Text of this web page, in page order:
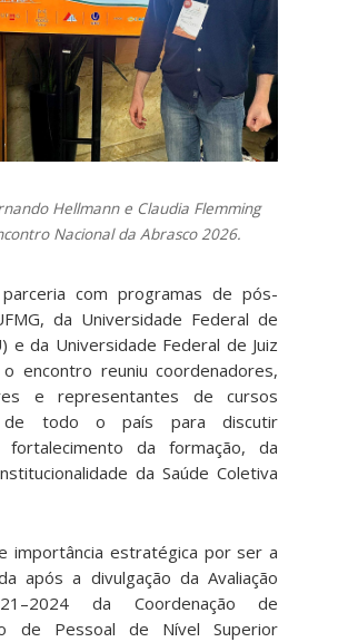
Hellmann e Claudia Flemming
Nacional da Abrasco 2026.
com programas de pós-
da Universidade Federal de
e da Universidade Federal de Juiz
o encontro reuniu coordenadores,
e representantes de cursos
de todo o país para discutir
da formação, da
da Saúde Coletiva
importância estratégica por ser a
após a divulgação da Avaliação
da Coordenação de
de Pessoal de Nível Superior